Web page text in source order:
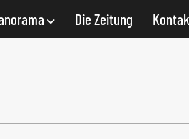
Die Zeitung